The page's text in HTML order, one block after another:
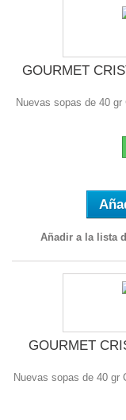
GOURMET
Nuevas sopas de 40
Añadir a la lista
GOURMET
Nuevas sopas de 40 gr